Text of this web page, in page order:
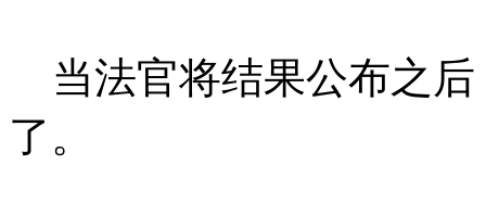
当法官将结果公布之后
了。